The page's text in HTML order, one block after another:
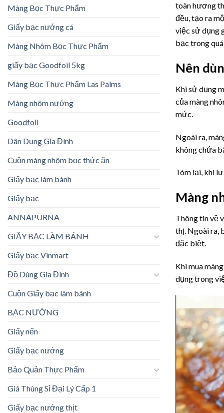
Màng Bọc Thực Phẩm
Giấy bạc nướng cá
Màng Nhôm Bọc Thực Phẩm
giấy bạc Goodfoil 5kg
Màng Bọc Thực Phẩm Las Palms
Màng nhôm nướng
Goodfoil
Dân Dụng Gia Đình
Cuộn màng nhôm bọc thức ăn
Giấy bạc làm bánh
Giấy bạc
ANNAPURNA
GIẤY BẠC LÀM BÁNH
Giấy bạc Vinmart
Đồ Dùng Gia Đình
Cuộn Giấy bạc làm bánh
BẠC NƯỚNG
Giấy nến
Giấy bạc nướng
Bảo Quản Thực Phẩm
Giá Thùng Sỉ Đại Lý Cấp 1
Giấy bạc nướng thịt
toàn hương
đều, tạo ra
việc sử dụng
bạc trong
Nên
Khi sử dụng
của màng
mức.
Ngoài ra,
không chứa
Tóm lại, khi
Màng
Thông tin về
thị. Ngoài ra,
đặc biệt.
Khi mua
dụng trong